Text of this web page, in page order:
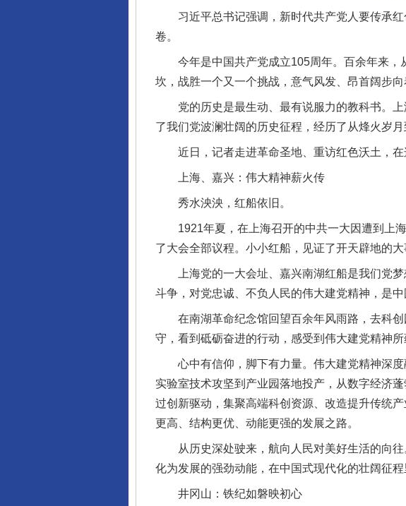
习近平总书记强调，新时代共产党人要传承红
卷。
今年是中国共产党成立105周年。百余年来，
坎，战胜一个又一个挑战，意气风发、昂首阔步
党的历史是最生动、最有说服力的教科书。上
了我们党波澜壮阔的历史征程，经历了从烽火岁
近日，记者走进革命圣地、重访红色沃土，在
上海、嘉兴：伟大精神薪火传
秀水泱泱，红船依旧。
1921年夏，在上海召开的中共一大因遭到上海
了大会全部议程。小小红船，见证了开天辟地的
上海党的一大会址、嘉兴南湖红船是我们党梦
斗争，对党忠诚、不负人民的伟大建党精神，是中
在南湖革命纪念馆回望百余年风雨路，去科创
守，看到砥砺奋进的行动，感受到伟大建党精神所
心中有信仰，脚下有力量。伟大建党精神深度
实验室技术攻坚到产业园落地投产，从数字经济
过创新驱动，集聚高端科创资源、改造提升传统
更高、结构更优、动能更强的发展之路。
从历史深处驶来，航向人民对美好生活的向往
化为发展的强劲动能，在中国式现代化的壮阔征
井冈山：铁纪如磐映初心